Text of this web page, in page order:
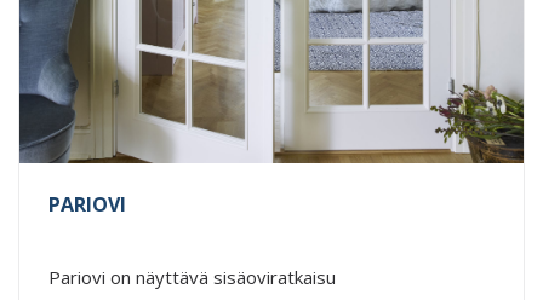
PARIOVI
Pariovi on näyttävä sisäoviratkaisu